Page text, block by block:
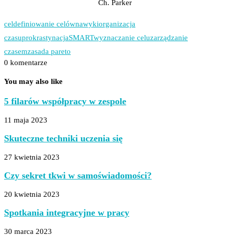
Ch. Parker
celdefiniowanie celównawykiorganizacja
czasuprokrastynacjaSMARTwyznaczanie celuzarządzanie
czasemzasada pareto
0 komentarze
You may also like
5 filarów współpracy w zespole
11 maja 2023
Skuteczne techniki uczenia się
27 kwietnia 2023
Czy sekret tkwi w samoświadomości?
20 kwietnia 2023
Spotkania integracyjne w pracy
30 marca 2023